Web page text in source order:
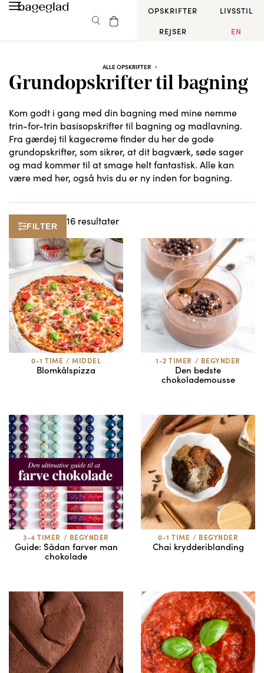
OPSKRIFTER
LIVSSTIL
REJSER
EN
ALLE OPSKRIFTER
Grundopskrifter til bagning
Kom godt i gang med din bagning med mine nemme
trin-for-trin basisopskrifter til bagning og madlavning.
Fra gærdej til kagecreme finder du her de gode
grundopskrifter, som sikrer, at dit bagværk, søde sager
og mad kommer til at smage helt fantastisk. Alle kan
være med her, også hvis du er ny inden for bagning.
FILTER 16 resultater
0-1 TIME / MIDDEL
Blomkålspizza
1-2 TIMER / BEGYNDER
Den bedste
chokolademousse
3-4 TIMER / BEGYNDER
Guide: Sådan farver man
chokolade
0-1 TIME / BEGYNDER
Chai krydderiblanding